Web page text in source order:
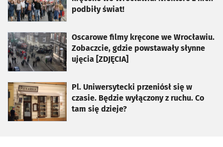
podbiły świat!
Oscarowe filmy kręcone we Wrocławiu.
Zobaczcie, gdzie powstawały słynne
ujęcia [ZDJĘCIA]
otworzy się w nowej karcie
Pl. Uniwersytecki przeniósł się w
czasie. Będzie wyłączony z ruchu. Co
tam się dzieje?
otworzy się w nowej karcie